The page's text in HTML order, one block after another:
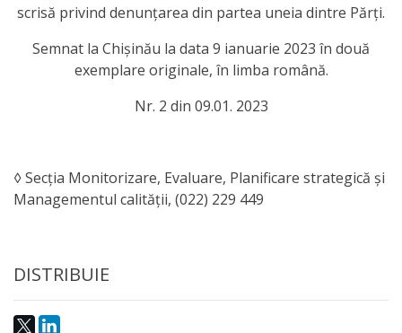
scrisă privind denunțarea din partea uneia dintre Părți.
Semnat la Chișinău la data 9 ianuarie 2023 în două
exemplare originale, în limba română.
Nr. 2 din 09.01. 2023
◊ Secția Monitorizare, Evaluare, Planificare strategică și
Managementul calității, (022) 229 449
DISTRIBUIE